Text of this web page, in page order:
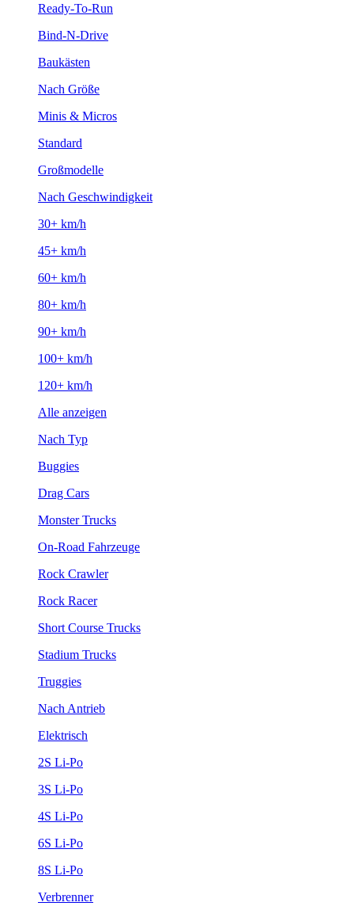
Ready-To-Run
Bind-N-Drive
Baukästen
Nach Größe
Minis & Micros
Standard
Großmodelle
Nach Geschwindigkeit
30+ km/h
45+ km/h
60+ km/h
80+ km/h
90+ km/h
100+ km/h
120+ km/h
Alle anzeigen
Nach Typ
Buggies
Drag Cars
Monster Trucks
On-Road Fahrzeuge
Rock Crawler
Rock Racer
Short Course Trucks
Stadium Trucks
Truggies
Nach Antrieb
Elektrisch
2S Li-Po
3S Li-Po
4S Li-Po
6S Li-Po
8S Li-Po
Verbrenner